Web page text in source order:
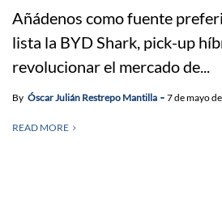
Añádenos como fuente
lista la BYD Shark, pick-up
revolucionar el mercado de...
By Óscar Julián Restrepo Mantilla 7 de mayo
READ MORE